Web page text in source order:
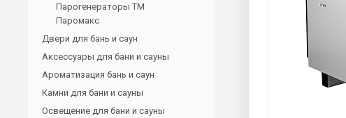
Парогенераторы ТМ
Паромакс
Двери для бань и саун
Аксессуары для бани и сауны
Ароматизация бань и саун
Камни для бани и сауны
Освещение для бани и сауны